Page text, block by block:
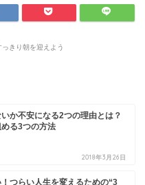
きり朝を迎えよう
か不安になる2つの理由とは？
る3つの方法
2018年3月26日
つらい人生を変えるための“3